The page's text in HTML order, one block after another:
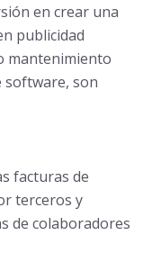
en crear una
publicidad
mantenimiento
software, son
facturas de
terceros y
de colaboradores